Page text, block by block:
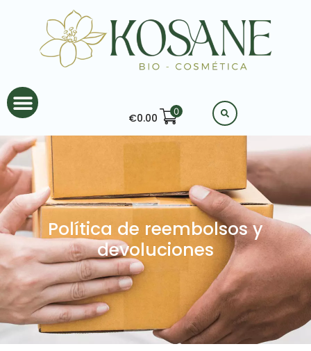
€0.00 0
Política de reembolsos y
devoluciones